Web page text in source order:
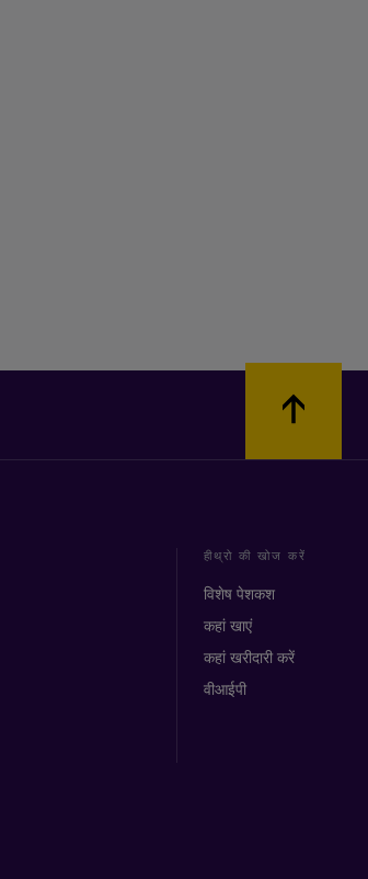
हीथ्रो की खोज करें
विशेष पेशकश
कहां खाएं
कहां खरीदारी करें
वीआईपी